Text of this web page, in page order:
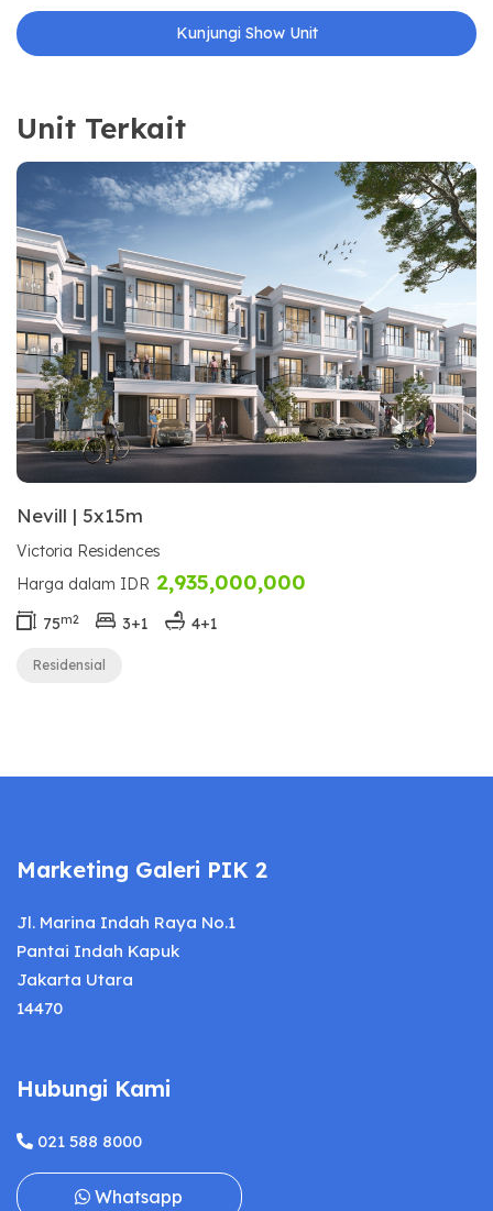
Kunjungi Show Unit
Unit Terkait
Nevill | 5x15m
Victoria Residences
Harga dalam IDR 2,935,000,000
75m2 3+1 4+1
Residensial
Marketing Galeri PIK 2
Jl. Marina Indah Raya No.1
Pantai Indah Kapuk
Jakarta Utara
14470
Hubungi Kami
021 588 8000
Whatsapp